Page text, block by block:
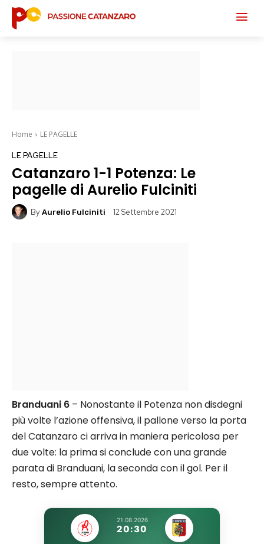
Home LE PAGELLE
LE PAGELLE
Catanzaro 1-1 Potenza: Le
pagelle di Aurelio Fulciniti
By Aurelio Fulciniti 12 Settembre 2021
Branduani 6 – Nonostante il Potenza non disdegni
più volte l’azione offensiva, il pallone verso la porta
del Catanzaro ci arriva in maniera pericolosa per
due volte: la prima si conclude con una grande
parata di Branduani, la seconda con il gol. Per il
resto, sempre attento.
21.08.2026
20:30